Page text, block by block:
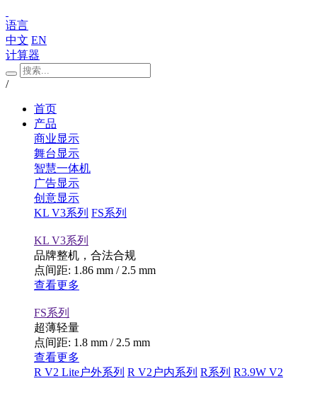
语言
中文 EN
计算器
/
首页
产品
商业显示
舞台显示
智慧一体机
广告显示
创意显示
KL V3系列 FS系列
KL V3系列
品牌整机，合法合规
点间距: 1.86 mm / 2.5 mm
查看更多
FS系列
超薄轻量
点间距: 1.8 mm / 2.5 mm
查看更多
R V2 Lite户外系列 R V2户内系列 R系列 R3.9W V2